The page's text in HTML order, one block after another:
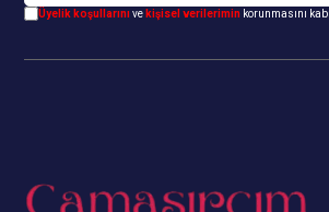
Üyelik koşullarınıve kişisel verilerimin korunmasını